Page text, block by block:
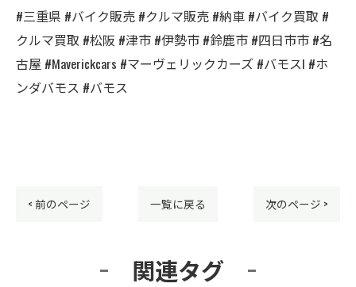
#三重県 #バイク販売 #クルマ販売 #納車 #バイク買取 #
クルマ買取 #松阪 #津市 #伊勢市 #鈴鹿市 #四日市市 #名
古屋 #Maverickcars #マーヴェリックカーズ #バモスl #ホ
ンダバモス #バモス
< 前のページ 一覧に戻る 次のページ >
関連タグ